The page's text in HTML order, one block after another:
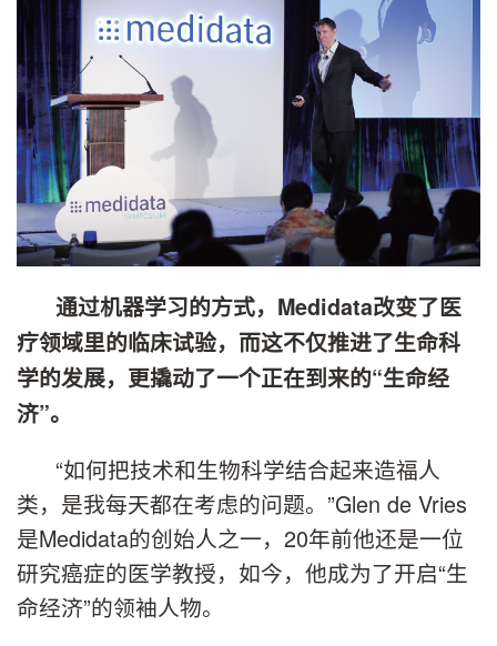
通过机器学习的方式，Medidata改变了医
疗领域里的临床试验，而这不仅推进了生命科
学的发展，更撬动了一个正在到来的“生命经
济”。
“如何把技术和生物科学结合起来造福人
类，是我每天都在考虑的问题。”Glen de Vries
是Medidata的创始人之一，20年前他还是一位
研究癌症的医学教授，如今，他成为了开启“生
命经济”的领袖人物。